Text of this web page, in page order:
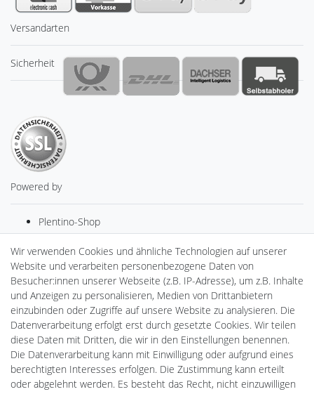
Versandarten
Sicherheit
Powered by
Plentino-Shop
gAGaLamp
Drohnenstore24
MeinUSB
Batteriespeicher
PlentiSolar
Gebrauchtlicht
Ledkauf
DEYESOLAR
Lightech Connect
CardanLight Europe
FORTIMO LEDs
Wir verwenden Cookies und ähnliche Technologien auf unserer
Website und verarbeiten personenbezogene Daten von
Besucher:innen unserer Webseite (z.B. IP-Adresse), um z.B. Inhalte
und Anzeigen zu personalisieren, Medien von Drittanbietern
einzubinden oder Zugriffe auf unsere Website zu analysieren. Die
Datenverarbeitung erfolgt erst durch gesetzte Cookies. Wir teilen
diese Daten mit Dritten, die wir in den Einstellungen benennen.
Die Datenverarbeitung kann mit Einwilligung oder aufgrund eines
berechtigten Interesses erfolgen. Die Zustimmung kann erteilt
oder abgelehnt werden. Es besteht das Recht, nicht einzuwilligen